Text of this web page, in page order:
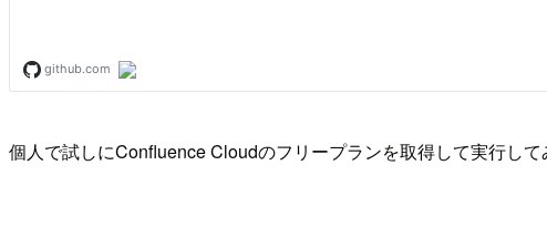
個人で試しにConfluence Cloudのフリープランを取得して実行し